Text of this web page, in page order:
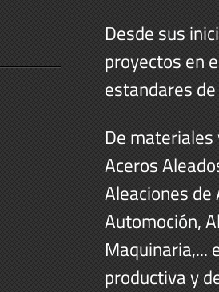
Desde sus
proyectos en
estandares
De materiales
Aceros
Aleaciones
Automoción,
Maquinaria,...
productiva y